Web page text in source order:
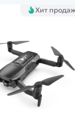
км, что дает еще
как
Хит